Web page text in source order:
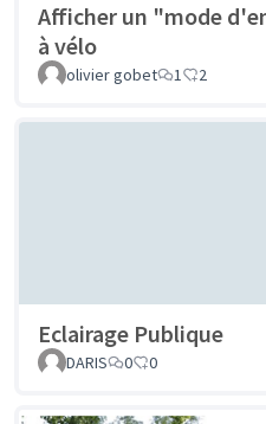
Afficher un "mode
à vélo
olivier gobet 1 2
Eclairage Publique
DARIS 0 0